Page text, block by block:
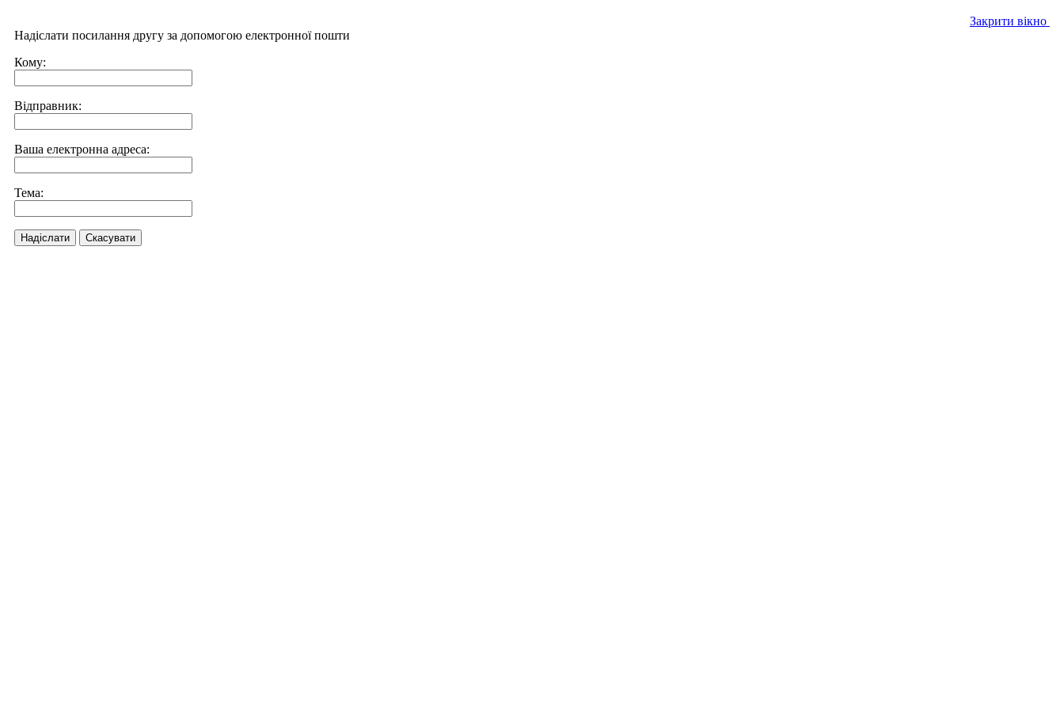
Закрити вікно
Надіслати посилання другу за допомогою електронної пошти
Кому:
Відправник:
Ваша електронна адреса:
Тема:
Надіслати Скасувати